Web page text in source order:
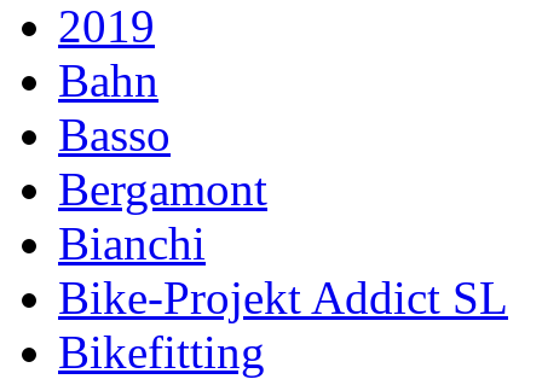
2019
Bahn
Basso
Bergamont
Bianchi
Bike-Projekt Addict SL
Bikefitting